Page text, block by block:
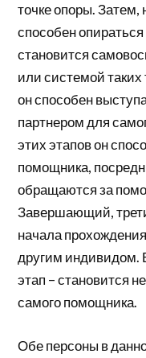
точке опоры.
способен
становится
или системой
он способен
партнером для
этих этапов он
помощника,
обращаются за
Завершающий,
начала
другим индивидом.
этап – становится
самого помощника.
Обе персоны в